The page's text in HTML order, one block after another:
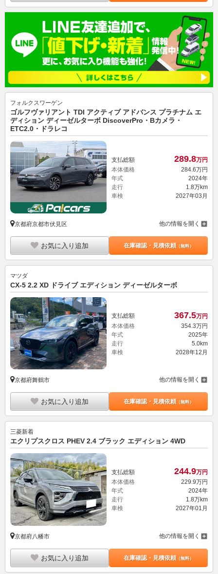
フォルクスワーゲン
ゴルフヴァリアント TDI アクティブ アドバンス プラチナム エ
ディション ディーゼルターボ DiscoverPro・Bカメラ・
ETC2.0・ドラレコ
支払総額 289.8万円
本体価格
284.6万円
年式
2024年
走行
1.8万km
車検
2027年03月
京都府京都市伏見区 他の情報を開く
お気に入り追加 在庫確認・見積依頼（無料）
マツダ
CX-5 2.2 XD ドライブ エディション ディーゼルターボ
支払総額 367.5万円
本体価格
354. 3万円
年式
2025年
走行
5.0km
車検
2028年12月
京都府舞鶴市 他の情報を開く
お気に入り追加 在庫確認・見積依頼（無料）
三菱新着
エクリプスクロス PHEV 2.4 ブラック エディション 4WD
支払総額 244.9万円
本体価格
229.9万円
年式
2024年
走行
1.8万km
車検
2027年01月
京都府八幡市 他の情報を開く
お気に入り追加 在庫確認・見積依頼（無料）